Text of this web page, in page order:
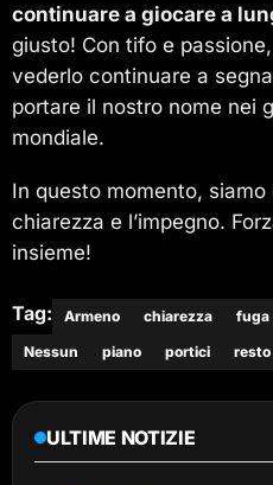
continuare a giocare a
giusto! Con tifo e
vederlo continuare a
portare il nostro nome nei
mondiale.
In questo momento,
chiarezza e l’impegno.
insieme!
Tag: Armeno chiarezza fuga
Nessun
piano portici resto
ULTIME NOTIZIE